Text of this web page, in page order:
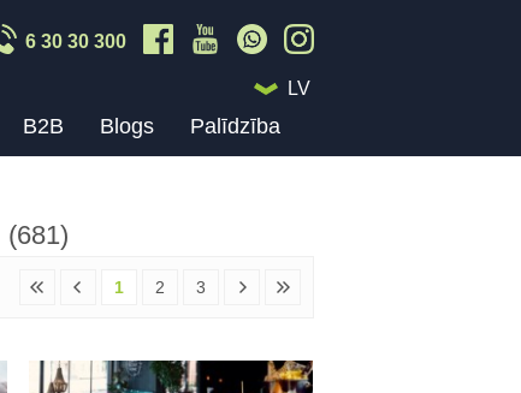
6 30 30 300
LV
B2B Blogs Palīdzība
(681)
1 2 3